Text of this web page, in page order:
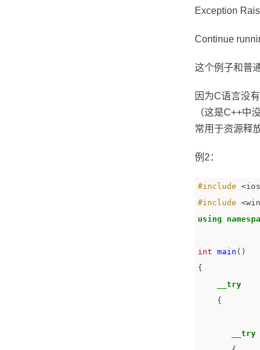
Exception
Continue
这个例子和普
因为C语言没
（这是C++中
常用于资源释放
例2：
#include
#include
using
int main ()
{
__try
{
__try